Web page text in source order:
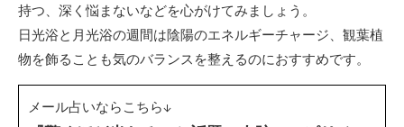
持つ、深く悩まないなどを心がけてみましょう。
日光浴と月光浴の週間は陰陽のエネルギーチャージ、観葉植
物を飾ることも気のバランスを整えるのにおすすめです。
メール占いならこちら↓